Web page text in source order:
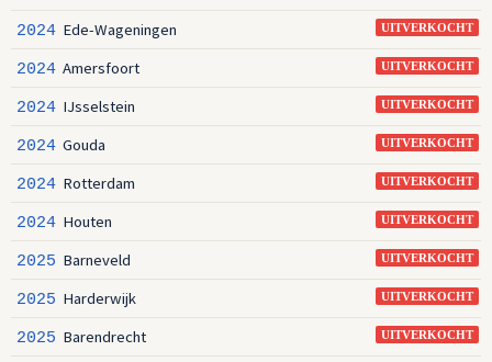
UITVERKOCHT
2024 Ede-Wageningen
UITVERKOCHT
2024 Amersfoort
UITVERKOCHT
2024 IJsselstein
UITVERKOCHT
2024 Gouda
UITVERKOCHT
2024 Rotterdam
UITVERKOCHT
2024 Houten
UITVERKOCHT
2025 Barneveld
UITVERKOCHT
2025 Harderwijk
UITVERKOCHT
2025 Barendrecht